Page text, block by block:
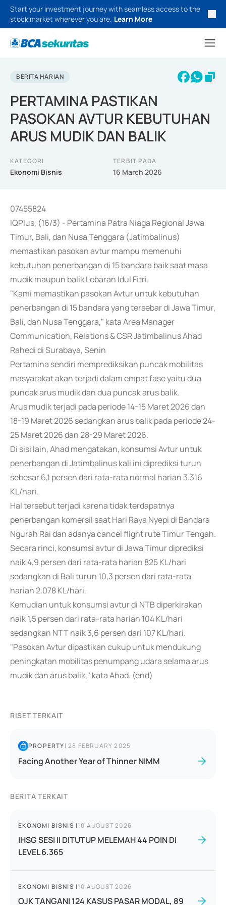
Start your investment journey with seamless access to the
stock market wherever you are. Learn More
BERITA HARIAN
PERTAMINA PASTIKAN
PASOKAN AVTUR KEBUTUHAN
ARUS MUDIK DAN BALIK
KATEGORI
Ekonomi Bisnis
TERBIT PADA
16 March 2026
07455824
IQPlus, (16/3) - Pertamina Patra Niaga Regional Jawa
Timur, Bali, dan Nusa Tenggara (Jatimbalinus)
memastikan pasokan avtur mampu memenuhi
kebutuhan penerbangan di 15 bandara baik saat masa
mudik maupun balik Lebaran Idul Fitri.
"Kami memastikan pasokan Avtur untuk kebutuhan
penerbangan di 15 bandara yang tersebar di Jawa Timur,
Bali, dan Nusa Tenggara," kata Area Manager
Communication, Relations & CSR Jatimbalinus Ahad
Rahedi di Surabaya, Senin
Pertamina sendiri memprediksikan puncak mobilitas
masyarakat akan terjadi dalam empat fase yaitu dua
puncak arus mudik dan dua puncak arus balik.
Arus mudik terjadi pada periode 14-15 Maret 2026 dan
18-19 Maret 2026 sedangkan arus balik pada periode 24-
25 Maret 2026 dan 28-29 Maret 2026.
Di sisi lain, Ahad mengatakan, konsumsi Avtur untuk
penerbangan di Jatimbalinus kali ini diprediksi turun
sebesar 6,1 persen dari rata-rata normal harian 3.316
KL/hari.
Hal tersebut terjadi karena tidak terdapatnya
penerbangan komersil saat Hari Raya Nyepi di Bandara
Ngurah Rai dan adanya cancel flight rute Timur Tengah.
Secara rinci, konsumsi avtur di Jawa Timur diprediksi
naik 4,9 persen dari rata-rata harian 825 KL/hari
sedangkan di Bali turun 10,3 persen dari rata-rata
harian 2.078 KL/hari.
Kemudian untuk konsumsi avtur di NTB diperkirakan
naik 1,5 persen dari rata-rata harian 104 KL/hari
sedangkan NTT naik 3,6 persen dari 107 KL/hari.
"Pasokan Avtur dipastikan cukup untuk mendukung
peningkatan mobilitas penumpang udara selama arus
mudik dan arus balik," kata Ahad. (end)
RISET TERKAIT
PROPERTY|28 FEBRUARY 2025
Facing Another Year of Thinner NIMM
BERITA TERKAIT
EKONOMI BISNIS |10 AUGUST 2026
IHSG SESI II DITUTUP MELEMAH 44 POIN DI
LEVEL 6.365
EKONOMI BISNIS |10 AUGUST 2026
OJK TANGANI 124 KASUS PASAR MODAL, 89